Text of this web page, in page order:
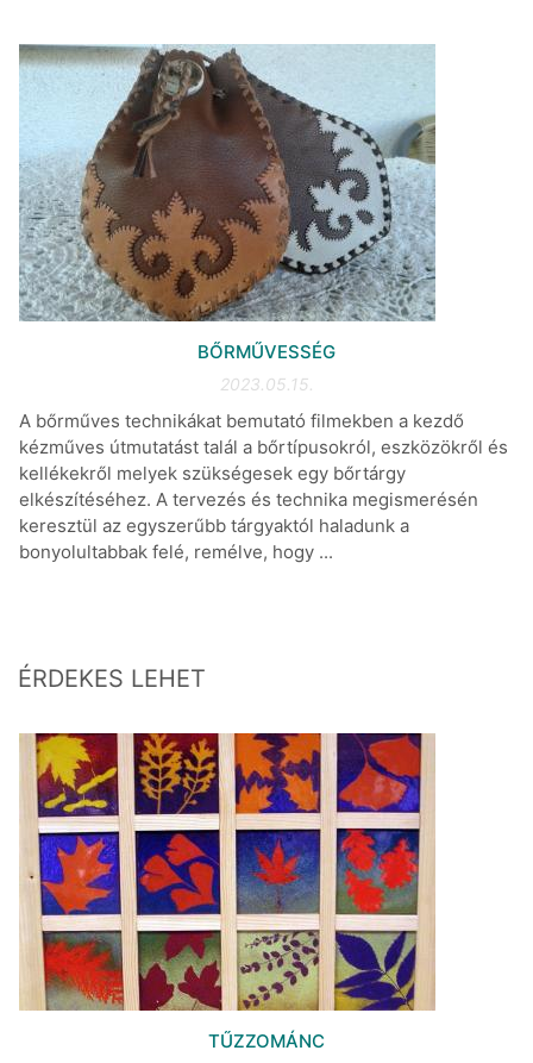
BŐRMŰVESSÉG
2023.05.15.
A bőrműves technikákat bemutató filmekben a kezdő
kézműves útmutatást talál a bőrtípusokról, eszközökről és
kellékekről melyek szükségesek egy bőrtárgy
elkészítéséhez. A tervezés és technika megismerésén
keresztül az egyszerűbb tárgyaktól haladunk a
bonyolultabbak felé, remélve, hogy ...
ÉRDEKES LEHET
TŰZZOMÁNC